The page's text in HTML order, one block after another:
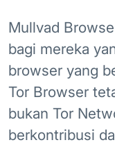
Mullvad
bagi mereka
browser yang
Tor Browser
bukan Tor
berkontribusi